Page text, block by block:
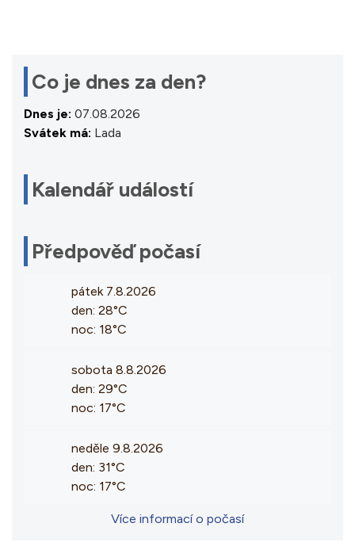
Co je dnes za den?
Dnes je: 07.08.2026
Svátek má: Lada
Kalendář událostí
Předpověď počasí
pátek 7.8.2026
den: 28°C
noc: 18°C
sobota 8.8.2026
den: 29°C
noc: 17°C
neděle 9.8.2026
den: 31°C
noc: 17°C
Více informací o počasí